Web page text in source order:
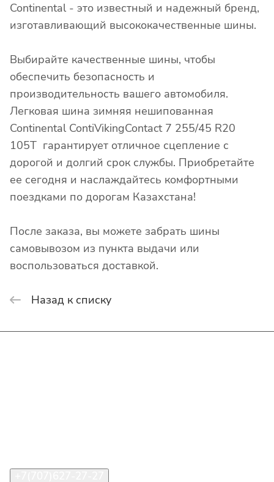
Continental - это известный и надежный бренд,
изготавливающий высококачественные шины.
Выбирайте качественные шины, чтобы
обеспечить безопасность и
производительность вашего автомобиля.
Легковая шина зимняя нешипованная
Continental ContiVikingContact 7 255/45 R20
105T гарантирует отличное сцепление с
дорогой и долгий срок службы. Приобретайте
ее сегодня и наслаждайтесь комфортными
поездками по дорогам Казахстана!
После заказа, вы можете забрать шины
самовывозом из пункта выдачи или
воспользоваться доставкой.
Назад к списку